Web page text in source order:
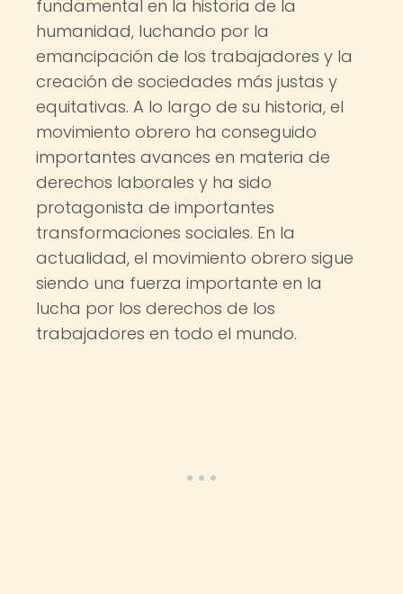
fundamental en la historia de la
humanidad, luchando por la
emancipación de los trabajadores y la
creación de sociedades más justas y
equitativas. A lo largo de su historia, el
movimiento obrero ha conseguido
importantes avances en materia de
derechos laborales y ha sido
protagonista de importantes
transformaciones sociales. En la
actualidad, el movimiento obrero sigue
siendo una fuerza importante en la
lucha por los derechos de los
trabajadores en todo el mundo.